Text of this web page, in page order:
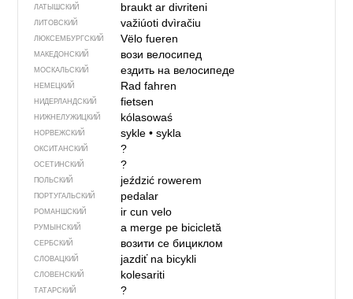
ЛАТЫШСКИЙ braukt ar divriteni
ЛИТОВСКИЙ važiúoti dvìračiu
ЛЮКСЕМБУРГСКИЙ Vëlo fueren
МАКЕДОНСКИЙ вози велосипед
МОСКАЛЬСКИЙ ездить на велосипеде
НЕМЕЦКИЙ Rad fahren
НИДЕРЛАНДСКИЙ fietsen
НИЖНЕЛУЖИЦКИЙ kólasowaś
НОРВЕЖСКИЙ sykle• sykla
ОКСИТАНСКИЙ ?
ОСЕТИНСКИЙ ?
ПОЛЬСКИЙ jeździć rowerem
ПОРТУГАЛЬСКИЙ pedalar
РОМАНШСКИЙ ir cun velo
РУМЫНСКИЙ a merge pe bicicletă
СЕРБСКИЙ возити се бициклом
СЛОВАЦКИЙ jazdiť na bicykli
СЛОВЕНСКИЙ kolesariti
ТАТАРСКИЙ ?